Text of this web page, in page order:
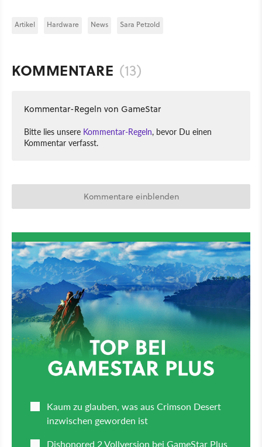
Artikel Hardware News Sara Petzold
KOMMENTARE (13)
Kommentar-Regeln von GameStar
Bitte lies unsere Kommentar-Regeln, bevor Du einen
Kommentar verfasst.
Kommentare einblenden